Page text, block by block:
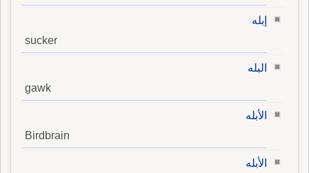
إبله
sucker
البله
gawk
الأبله
Birdbrain
الأبله